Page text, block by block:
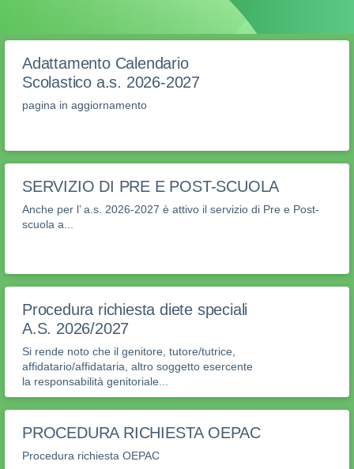
Adattamento Calendario
Scolastico a.s. 2026-2027
pagina in aggiornamento
SERVIZIO DI PRE E POST-SCUOLA
Anche per l’ a.s. 2026-2027 è attivo il servizio di Pre e Post-
scuola a...
Procedura richiesta diete speciali
A.S. 2026/2027
Si rende noto che il genitore, tutore/tutrice,
affidatario/affidataria, altro soggetto esercente
la responsabilità genitoriale...
PROCEDURA RICHIESTA OEPAC
Procedura richiesta OEPAC